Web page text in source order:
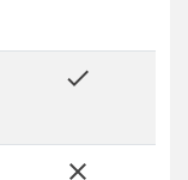
done
close